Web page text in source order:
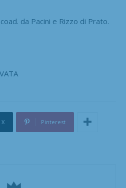
da Pacini e Rizzo di Prato.
X Pinterest